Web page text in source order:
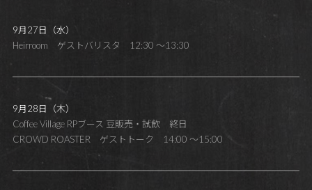
9月27日（水）
Heirroom ゲストバリスタ 12:30 ～13:30
9月28日（木）
Coffee Village RPブース 豆販売・試飲 終日
CROWD ROASTER ゲストトーク 14:00 ～15:00